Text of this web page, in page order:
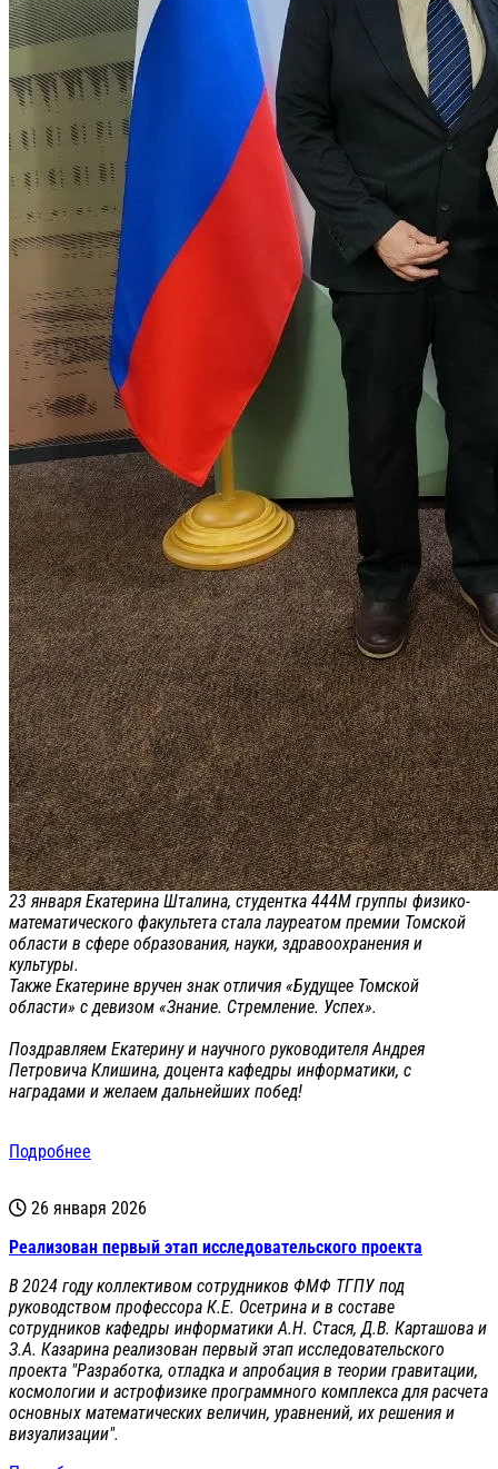
23 января Екатерина Шталина, студентка 444М группы физико-
математического факультета стала лауреатом премии Томской
области в сфере образования, науки, здравоохранения и
культуры.
Также Екатерине вручен знак отличия «Будущее Томской
области» с девизом «Знание. Стремление. Успех».
Поздравляем Екатерину и научного руководителя Андрея
Петровича Клишина, доцента кафедры информатики, с
наградами и желаем дальнейших побед!
Подробнее
26 января 2026
Реализован первый этап исследовательского проекта
В 2024 году коллективом сотрудников ФМФ ТГПУ под
руководством профессора К.Е. Осетрина и в составе
сотрудников кафедры информатики А.Н. Стася, Д.В. Карташова и
З.А. Казарина реализован первый этап исследовательского
проекта "Разработка, отладка и апробация в теории гравитации,
космологии и астрофизике программного комплекса для расчета
основных математических величин, уравнений, их решения и
визуализации".